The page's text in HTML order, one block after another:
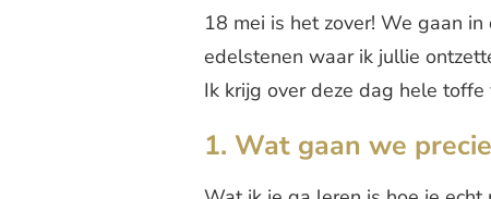
18 mei is het zover! We gaan
edelstenen waar ik jullie
Ik krijg over deze dag hele
1. Wat gaan we